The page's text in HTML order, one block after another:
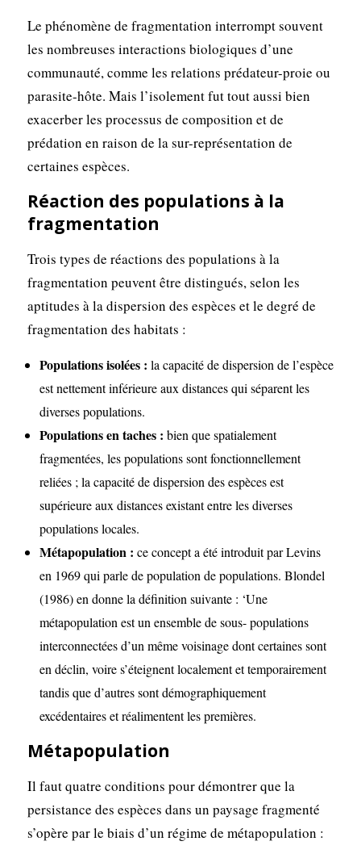
Le phénomène de fragmentation interrompt souvent
les nombreuses interactions biologiques d’une
communauté, comme les relations prédateur-proie ou
parasite-hôte. Mais l’isolement fut tout aussi bien
exacerber les processus de composition et de
prédation en raison de la sur-représentation de
certaines espèces.
Réaction des populations à la
fragmentation
Trois types de réactions des populations à la
fragmentation peuvent être distingués, selon les
aptitudes à la dispersion des espèces et le degré de
fragmentation des habitats :
Populations isolées : la capacité de dispersion de l’espèce
est nettement inférieure aux distances qui séparent les
diverses populations.
Populations en taches : bien que spatialement
fragmentées, les populations sont fonctionnellement
reliées ; la capacité de dispersion des espèces est
supérieure aux distances existant entre les diverses
populations locales.
Métapopulation : ce concept a été introduit par Levins
en 1969 qui parle de population de populations. Blondel
(1986) en donne la définition suivante : ‘Une
métapopulation est un ensemble de sous- populations
interconnectées d’un même voisinage dont certaines sont
en déclin, voire s’éteignent localement et temporairement
tandis que d’autres sont démographiquement
excédentaires et réalimentent les premières.
Métapopulation
Il faut quatre conditions pour démontrer que la
persistance des espèces dans un paysage fragmenté
s’opère par le biais d’un régime de métapopulation :